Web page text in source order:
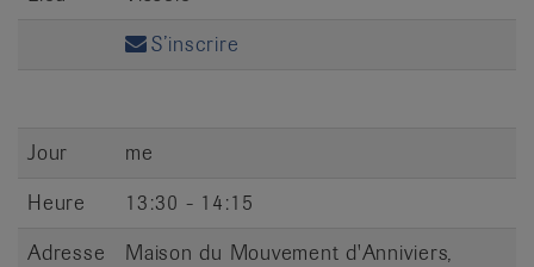
S’inscrire
Jour
me
Heure
13:30 - 14:15
Adresse
Maison du Mouvement d'Anniviers,